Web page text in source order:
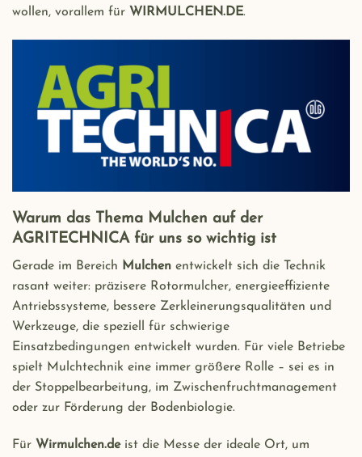
wollen, vorallem für WIRMULCHEN.DE.
Warum das Thema Mulchen auf der
AGRITECHNICA für uns so wichtig ist
Gerade im Bereich Mulchen entwickelt sich die Technik
rasant weiter: präzisere Rotormulcher, energieeffiziente
Antriebssysteme, bessere Zerkleinerungsqualitäten und
Werkzeuge, die speziell für schwierige
Einsatzbedingungen entwickelt wurden. Für viele Betriebe
spielt Mulchtechnik eine immer größere Rolle – sei es in
der Stoppelbearbeitung, im Zwischenfruchtmanagement
oder zur Förderung der Bodenbiologie.
Für Wirmulchen.deist die Messe der ideale Ort, um